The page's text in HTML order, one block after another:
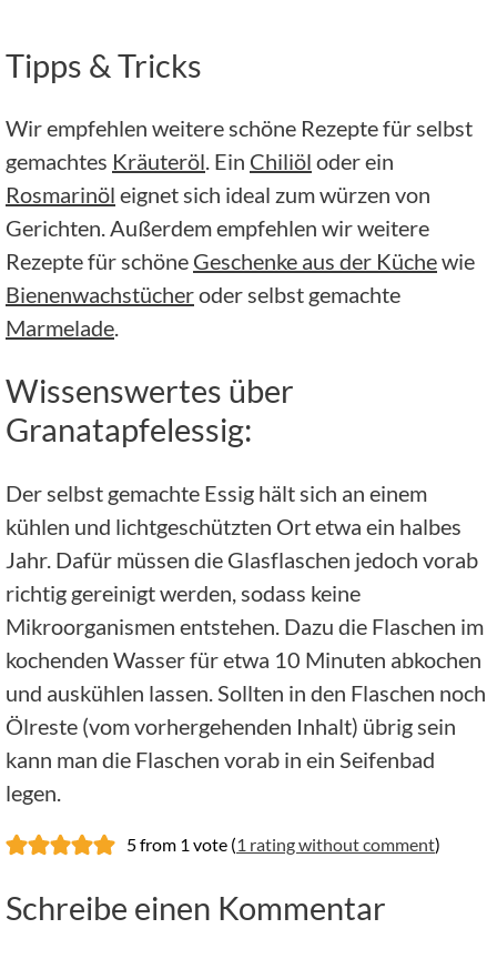
Tipps & Tricks
Wir empfehlen weitere schöne Rezepte für selbst
gemachtes Kräuteröl. Ein Chiliöl oder ein
Rosmarinöl eignet sich ideal zum würzen von
Gerichten. Außerdem empfehlen wir weitere
Rezepte für schöne Geschenke aus der Küchewie
Bienenwachstücheroder selbst gemachte
Marmelade.
Wissenswertes über
Granatapfelessig:
Der selbst gemachte Essig hält sich an einem
kühlen und lichtgeschützten Ort etwa ein halbes
Jahr. Dafür müssen die Glasflaschen jedoch vorab
richtig gereinigt werden, sodass keine
Mikroorganismen entstehen. Dazu die Flaschen im
kochenden Wasser für etwa 10 Minuten abkochen
und auskühlen lassen. Sollten in den Flaschen noch
Ölreste (vom vorhergehenden Inhalt) übrig sein
kann man die Flaschen vorab in ein Seifenbad
legen.
5 from 1 vote (1 rating without comment)
Schreibe einen Kommentar